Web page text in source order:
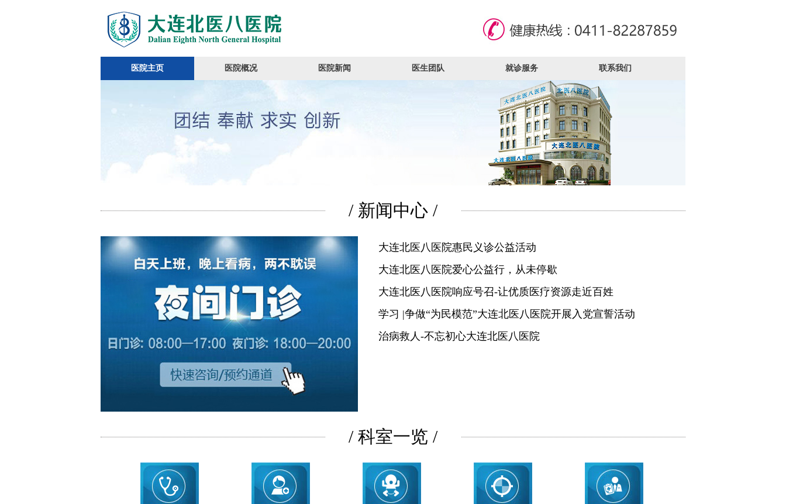
医院主页 医院概况 医院新闻 医生团队 就诊服务 联系我们
/ 新闻中心 /
大连北医八医院惠民义诊公益活动
大连北医八医院爱心公益行，从未停歇
大连北医八医院响应号召-让优质医疗资源走近百姓
学习 |争做“为民模范”大连北医八医院开展入党宣誓活动
治病救人-不忘初心大连北医八医院
/ 科室一览 /